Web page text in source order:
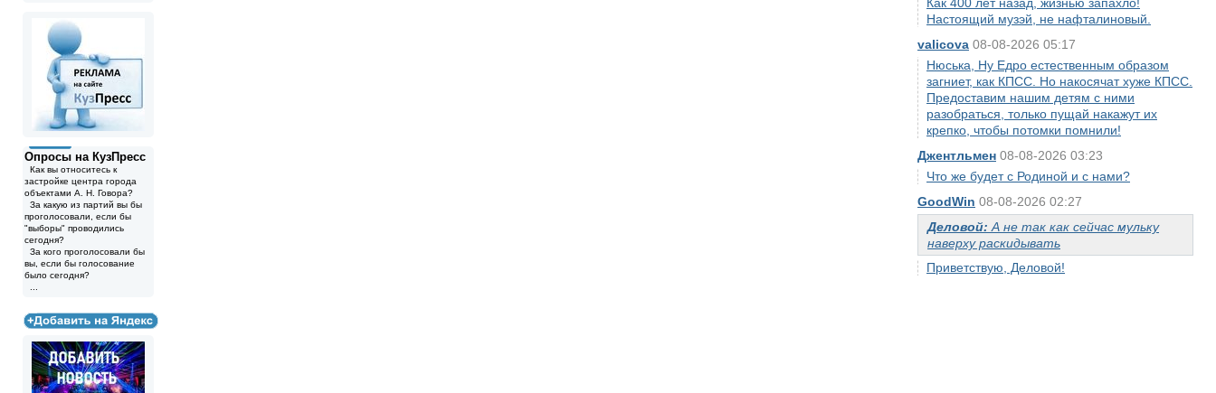
Настоящий музэй, не нафталиновый.
valicova 08-08-2026 05:17
Нюська, Ну Едро естественным образом
загниет, как КПСС. Но накосячат хуже КПСС.
Предоставим нашим детям с ними
разобраться, только пущай накажут их
крепко, чтобы потомки помнили!
Джентльмен 08-08-2026 03:23
Что же будет с Родиной и с нами?
GoodWin 08-08-2026 02:27
Деловой: А не так как сейчас мульку
наверху раскидывать
Приветствую, Деловой!
Опросы на КузПресс
Как вы относитесь к
застройке центра города
объектами А. Н. Говора?
За какую из партий вы бы
проголосовали, если бы
"выборы" проводились
сегодня?
За кого проголосовали бы
вы, если бы голосование
было сегодня?